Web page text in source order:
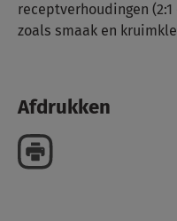
receptverhoudingen
zoals smaak en
Afdrukken